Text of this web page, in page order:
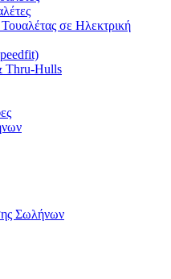
σε Ηλεκτρική
Thru-Hulls
Σωλήνων